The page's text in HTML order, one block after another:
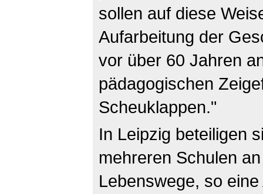
sollen auf diese
Aufarbeitung der
vor über 60 Jahren
pädagogischen
Scheuklappen."
In Leipzig beteiligen
mehreren Schulen
Lebenswege, so